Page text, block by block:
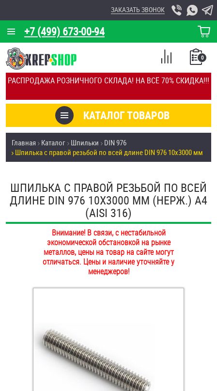
РАСПРОДАЖА РОЗНИЧНОГО СКЛАДА! НА ВСЁ 70% СКИДКА!!!
+7 (499) 673-00-94
ЗАКАЗАТЬ ЗВОНОК
КОРЗИНА
О КОМПАНИИ
КАЛЬКУЛЯТОР
ОТЗЫВЫ
УСЛУГИ
СКИДКИ
ОПТ
ПОКУПАТЕЛЯМ
ОПЛАТА И ДОСТАВКА
НАШИ МАГАЗИНЫ
КАТАЛОГ ТОВАРОВ
0
СПИСОК
СРАВНЕНИЕ
Товары со скидкой
Анкеры
Антивандальный крепёж, инструмент
Заклепки (Гайки-Заклепки)
Инструмент
Главная Каталог Шпильки
DIN 976
Шпилька с правой резьбой по всей длине DIN 976 10х3000 мм
ШПИЛЬКА С ПРАВОЙ РЕЗЬБОЙ ПО ВСЕЙ
ДЛИНЕ DIN 976 10Х3000 ММ (НЕРЖ.) A4
(AISI 316)
Внимание! В связи, с нестабильной
экономической обстановкой на рынке
металлов, цены на товар на сайте могут
отличаться. Цены и наличие уточняйте у
менеджеров!